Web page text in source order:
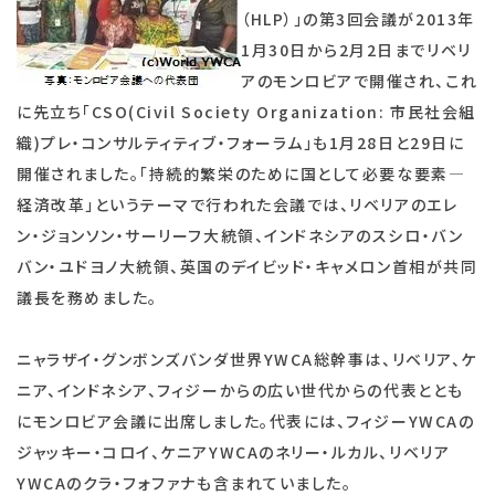
（HLP）」の第3回会議が2013年
1月30日から2月2日までリベリ
アのモンロビアで開催され、これ
に先立ち「CSO(Civil Society Organization: 市民社会組
織)プレ・コンサルティティブ・フォーラム」も1月28日と29日に
開催されました。「持続的繁栄のために国として必要な要素―
経済改革」というテーマで行われた会議では、リベリアのエレ
ン・ジョンソン・サーリーフ大統領、インドネシアのスシロ・バン
バン・ユドヨノ大統領、英国のデイビッド・キャメロン首相が共同
議長を務めました。
ニャラザイ・グンボンズバンダ世界YWCA総幹事は、リベリア、ケ
ニア、インドネシア、フィジーからの広い世代からの代表ととも
にモンロビア会議に出席しました。代表には、フィジーYWCAの
ジャッキー・コロイ、ケニアYWCAのネリー・ルカル、リベリア
YWCAのクラ・フォファナも含まれていました。